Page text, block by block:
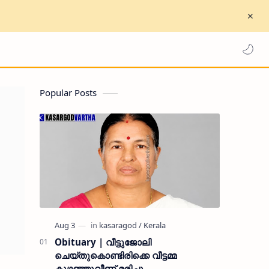
Popular Posts
Obituary | വീട്ടുജോലി
ചെയ്തുകൊണ്ടിരിക്കെ വീട്ടമ്മ